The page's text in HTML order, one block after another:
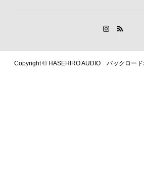
Copyright ©HASEHIRO AUDIO バックロード